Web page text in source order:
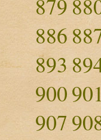
879
886
893
900
907